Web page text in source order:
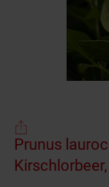
Prunus